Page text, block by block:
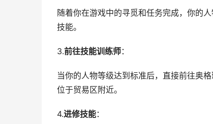
随着你在游戏中的寻觅和任务完成，你的
技能。
3.前往技能训练师：
当你的人物等级达到标准后，直接前往奥
位于贸易区附近。
4.进修技能：